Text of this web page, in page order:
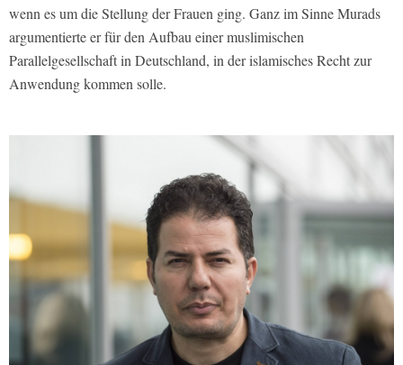
wenn es um die Stellung der Frauen ging. Ganz im Sinne Murads
argumentierte er für den Aufbau einer muslimischen
Parallelgesellschaft in Deutschland, in der islamisches Recht zur
Anwendung kommen solle.